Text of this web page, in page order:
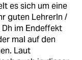
es sich um eine
guten LehrerIn /
im Endeffekt
mal auf den
Laut